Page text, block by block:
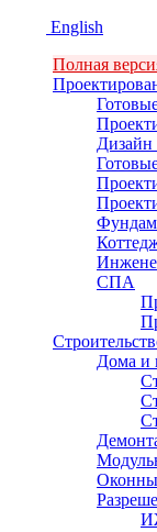
English
Полная
Дизайн
СПА
Дома и